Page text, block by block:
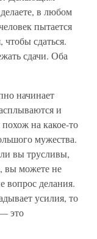
в любом
пытается
чтобы сдаться.
сдачи. Оба
начинает
и
на какое-то
мужества.
вы трусливы,
вы можете не
вопрос делания.
усилия, то
это